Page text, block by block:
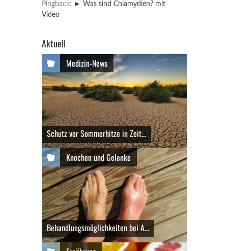
Pingback: ► Was sind Chlamydien? mit
Video
Aktuell
Medizin-News
Schutz vor Sommerhitze in Zeit...
Knochen und Gelenke
Behandlungsmöglichkeiten bei A...